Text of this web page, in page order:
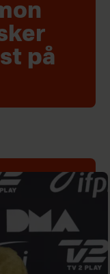
på